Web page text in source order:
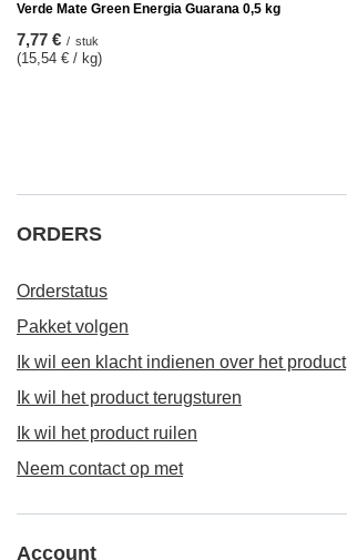
Verde Mate Green Energia Guarana 0,5 kg
7,77 € / stuk
(15,54 € / kg)
ORDERS
Orderstatus
Pakket volgen
Ik wil een klacht indienen over het product
Ik wil het product terugsturen
Ik wil het product ruilen
Neem contact op met
Account